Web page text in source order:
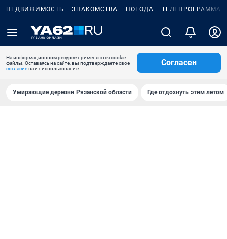
НЕДВИЖИМОСТЬ ЗНАКОМСТВА ПОГОДА ТЕЛЕПРОГРАММА
На информационном ресурсе применяются cookie-
файлы. Оставаясь на сайте, вы подтверждаете свое
согласиена их использование.
Согласен
Умирающие деревни Рязанской области Где отдохнуть этим летом